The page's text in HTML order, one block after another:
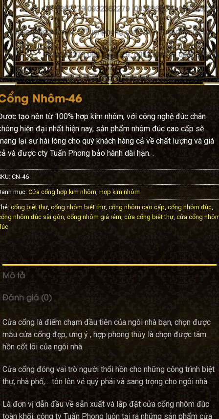
Nhôm-46
tạo nên từ 100% hợp kim nhôm, với công nghệ đúc chân
hiện đại nhất hiện nay, sản phẩm nhôm đúc cao cấp sẽ
lại sự hài lòng cho quý khách hàng cả về chất lượng và giá
và được cty Tuấn Phong bảo hành dài hạn. .
CN-46
mục: Cửa cổng hợp kim nhôm, Hợp kim nhôm
cổng biệt thự, cổng nhôm biệt thự, cổng nhôm cao cấp, cổng nhôm đúc,
nhôm đúc sài gòn, cổng nhôm giá rẻm, cửa cổng biệt thự, cửa cổng
Mô tả
Đánh giá (0)
Cửa cổng là điểm chạm đầu tiên của ngôi nhà bạn, chọn được
mẫu cửa cổng đẹp, ưng ý , hợp phong thủy là chọn được tâm
hồn cốt lõi của ngôi nhà.
Cửa cổng đóng vai trò người thổi hồn cho những công trình biệt
thự, nhà phố,… tôn lên vẻ quý phái và sang trọng cho ngôi nhà.
Là đơn vị dẫn đầu về sản xuất và lắp đặt cửa cổng nhôm đúc
toàn khối, công ty Tuấn Phong luôn tại ra những sản phẩm cửa